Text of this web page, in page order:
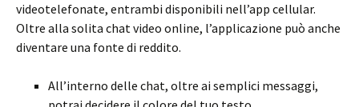
videotelefonate, entrambi disponibili nell’app cellular.
Oltre alla solita chat video online, l’applicazione può anche
diventare una fonte di reddito.
All’interno delle chat, oltre ai semplici messaggi,